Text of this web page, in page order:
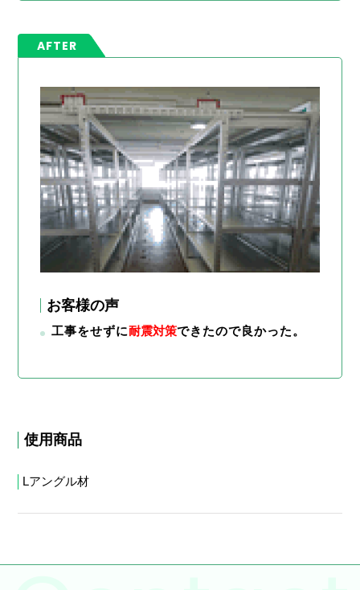
AFTER
お客様の声
工事をせずに耐震対策できたので良かった。
使用商品
Lアングル材